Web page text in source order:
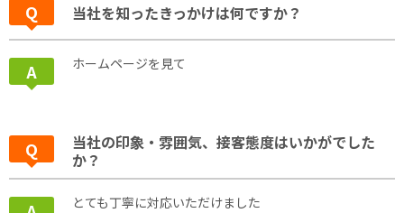
当社を知ったきっかけは何ですか？
ホームページを見て
当社の印象・雰囲気、接客態度はいかがでした
か？
とても丁寧に対応いただけました